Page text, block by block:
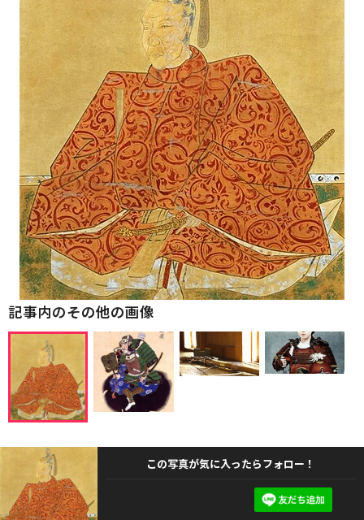
記事内のその他の画像
この写真が気に入ったらフォロー！